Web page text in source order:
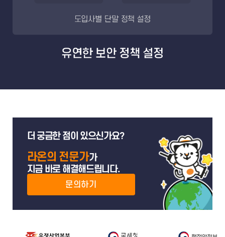
더 궁금한 점이 있으신가요?
라온의 전문가가
지금 바로 해결해드립니다.
문의하기